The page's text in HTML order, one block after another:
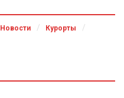
Новости
Курорты